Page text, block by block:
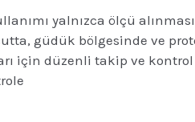
yalnızca ölçü
güdük bölgesinde ve
için düzenli takip ve kontrol